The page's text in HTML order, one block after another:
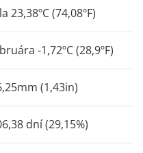
23,38ºC (74,08ºF)
-1,72ºC (28,9ºF)
(1,43in)
dní (29,15%)